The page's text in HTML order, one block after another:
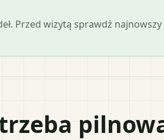
Przed wizytą sprawdź